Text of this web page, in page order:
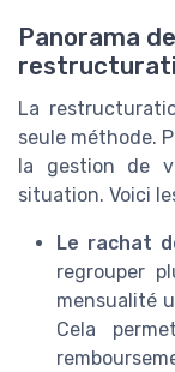
Panorama
La
seule méthode.
la gestion de
situation. Voici
Le rachat
regrouper
mensualité
Cela